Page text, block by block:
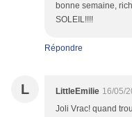
bonne semaine,
SOLEIL!!!!
Répondre
L LittleEmilie 16/05/
Joli Vrac! quand